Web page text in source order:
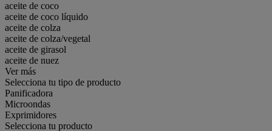
aceite de coco
aceite de coco líquido
aceite de colza
aceite de colza/vegetal
aceite de girasol
aceite de nuez
Ver más
Selecciona tu tipo de producto
Panificadora
Microondas
Exprimidores
Selecciona tu producto